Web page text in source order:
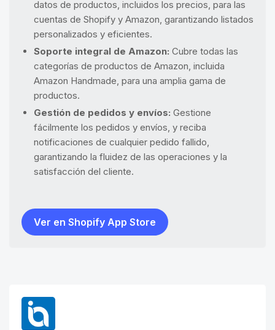
datos de productos, incluidos los precios, para las
cuentas de Shopify y Amazon, garantizando listados
personalizados y eficientes.
Soporte integral de Amazon: Cubre todas las
categorías de productos de Amazon, incluida
Amazon Handmade, para una amplia gama de
productos.
Gestión de pedidos y envíos: Gestione
fácilmente los pedidos y envíos, y reciba
notificaciones de cualquier pedido fallido,
garantizando la fluidez de las operaciones y la
satisfacción del cliente.
Ver en Shopify App Store